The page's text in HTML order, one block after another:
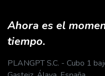
Ejemplos de GPTs
¿Qué es y cómo te
Ejemplos prácticos
Ahora es el
tiempo.
PLANGPT S.C. - Cubo 1